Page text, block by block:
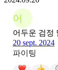
어
어두운 검정
20 sept. 2024
파이팅